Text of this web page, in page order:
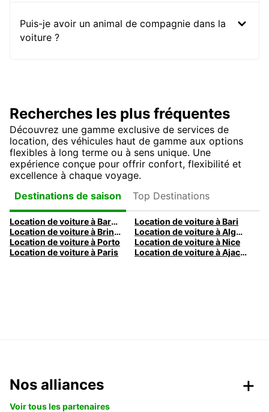
Puis-je avoir un animal de compagnie dans la
voiture ?
Recherches les plus fréquentes
Découvrez une gamme exclusive de services de
location, des véhicules haut de gamme aux options
flexibles à long terme ou à sens unique. Une
expérience conçue pour offrir confort, flexibilité et
excellence à chaque voyage.
Destinations de saison
Top Destinations
Location de voiture à Barcelone
Location de voiture à Bari
Location de voiture à Brindisi
Location de voiture à Alghero
Location de voiture à Porto
Location de voiture à Nice
Location de voiture à Paris
Location de voiture à Ajaccio
Nos alliances
Voir tous les partenaires